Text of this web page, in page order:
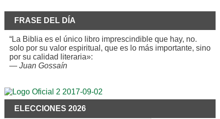
FRASE DEL DÍA
“La Biblia es el único libro imprescindible que hay, no.
solo por su valor espiritual, que es lo más importante, sino
por su calidad literaria»:
— Juan Gossaín
ELECCIONES 2026